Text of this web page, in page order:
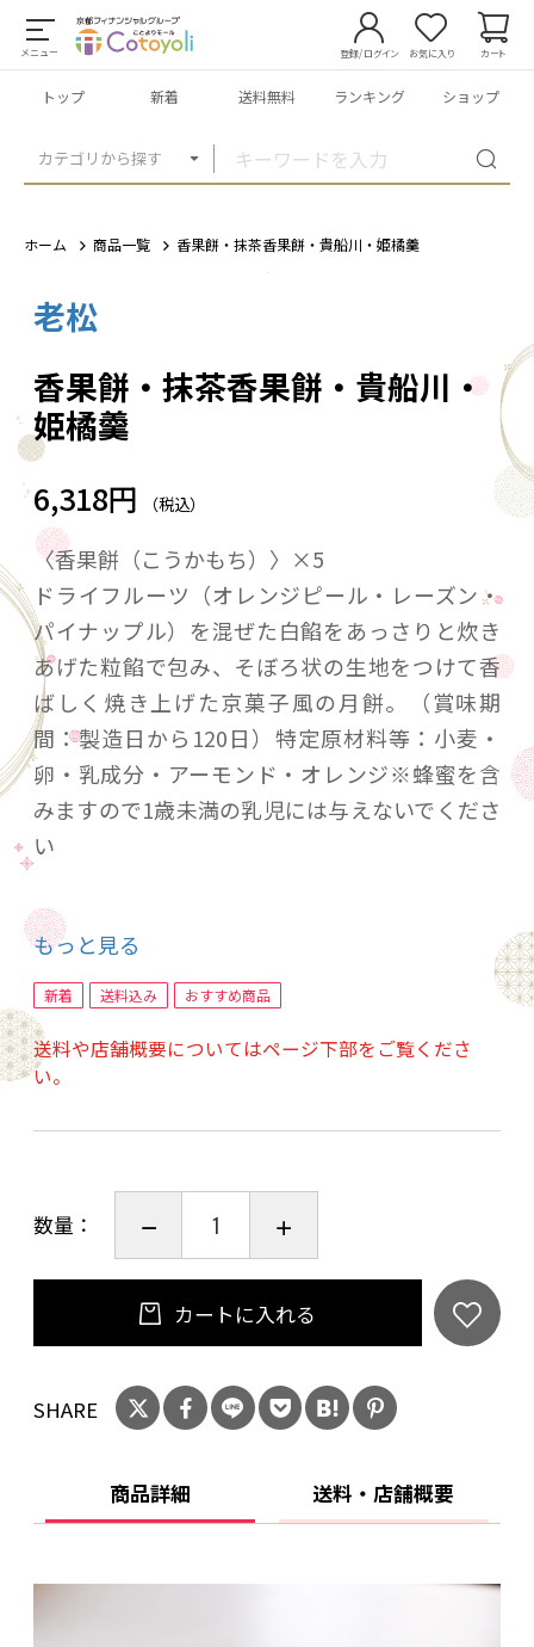
メニュー
カテゴリから探す
登録/ログイン お気に入り カート
トップ 新着 送料無料 ランキング ショップ
ホーム 商品一覧 香果餅・抹茶香果餅・貴船川・姫橘羹
老松
香果餅・抹茶香果餅・貴船川・
姫橘羹
6,318円 （税込）
〈香果餅（こうかもち）〉×5
ドライフルーツ（オレンジピール・レーズン・
パイナップル）を混ぜた白餡をあっさりと炊き
あげた粒餡で包み、そぼろ状の生地をつけて香
ばしく焼き上げた京菓子風の月餅。（賞味期
間：製造日から120日）特定原材料等：小麦・
卵・乳成分・アーモンド・オレンジ※蜂蜜を含
みますので1歳未満の乳児には与えないでくださ
い
〈抹茶香果餅（まっちゃこうかもち）〉×5
白餡を粒餡で包み、香り豊かな抹茶を使用した
そぼろ状の生地をつけて香ばしく焼き上げた京
菓子風の月餅。（賞味期間：製造日から120日）
特定原材料等：小麦・卵・乳成分・アーモンド
いでください
金柑の古名、姫橘（ひめたちばな）から銘々し
た、爽やかな金柑の風味を活かした琥珀羹。夏
は冷やしてお召し上がりください。（賞味期
間：製造日から80日）特定原材料等：無し
〈貴船川（きふねがわ）〉×１
きあげ、小豆の風味本位に手煉りにて調製し
た、粒餡の羊羹。（賞味期間：製造日から80
もっと見る
新着 送料込み おすすめ商品
送料や店舗概要についてはページ下部をご覧くださ
い。
数量：
カートに入れる
SHARE
商品詳細 送料・店舗概要